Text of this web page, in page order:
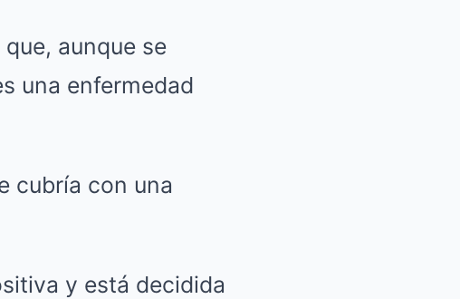
aunque se
una enfermedad
cubría con una
y está decidida